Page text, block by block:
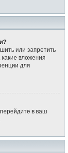
или запретить
вложения
для
в ваш